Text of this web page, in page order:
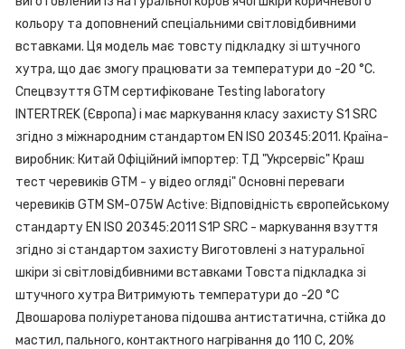
кольору та доповнений спеціальними світловідбивними
вставками. Ця модель має товсту підкладку зі штучного
хутра, що дає змогу працювати за температури до -20 °С.
Спецвзуття GTM сертифіковане Testing laboratory
INTERTREK (Європа) і має маркування класу захисту S1 SRC
згідно з міжнародним стандартом EN ISO 20345:2011. Країна-
виробник: Китай Офіційний імпортер: ТД "Укрсервіс" Краш
тест черевиків GTM - у відео огляді" Основні переваги
черевиків GTM SM-075W Active: Відповідність європейському
стандарту EN ISO 20345:2011 S1P SRC - маркування взуття
згідно зі стандартом захисту Виготовлені з натуральної
шкіри зі світловідбивними вставками Товста підкладка зі
штучного хутра Витримують температури до -20 °С
Двошарова поліуретанова підошва антистатична, стійка до
мастил, пального, контактного нагрівання до 110 С, 20%